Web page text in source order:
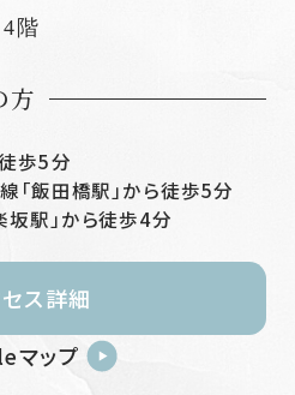
階
方
歩5分
「飯田橋駅」から徒歩5分
駅」から徒歩4分
ス詳細
マップ